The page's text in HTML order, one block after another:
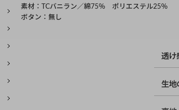
素材：TCバニラン／綿75％ ポリエステル25％
ボタン：無し